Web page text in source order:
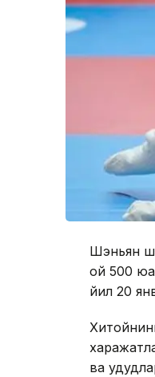
Шэньян
ой 500
йил 20
ва